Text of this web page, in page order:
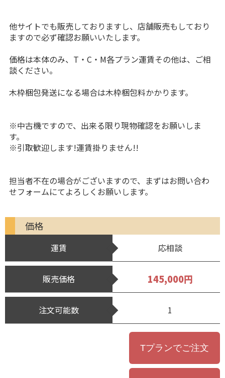
他サイトでも販売しておりますし、店舗販売もしており
ますので必ず確認お願いいたします。
価格は本体のみ、T・C・M各プラン運賃その他は、ご相
談ください。
木枠梱包発送になる場合は木枠梱包料かかります。
※中古機ですので、出来る限り現物確認をお願いしま
す。
※引取歓迎します!運賃掛りません!!
担当者不在の場合がございますので、まずはお問い合わ
せフォームにてよろしくお願いします。
価格
運賃 応相談
販売価格 145,000円
注文可能数 1